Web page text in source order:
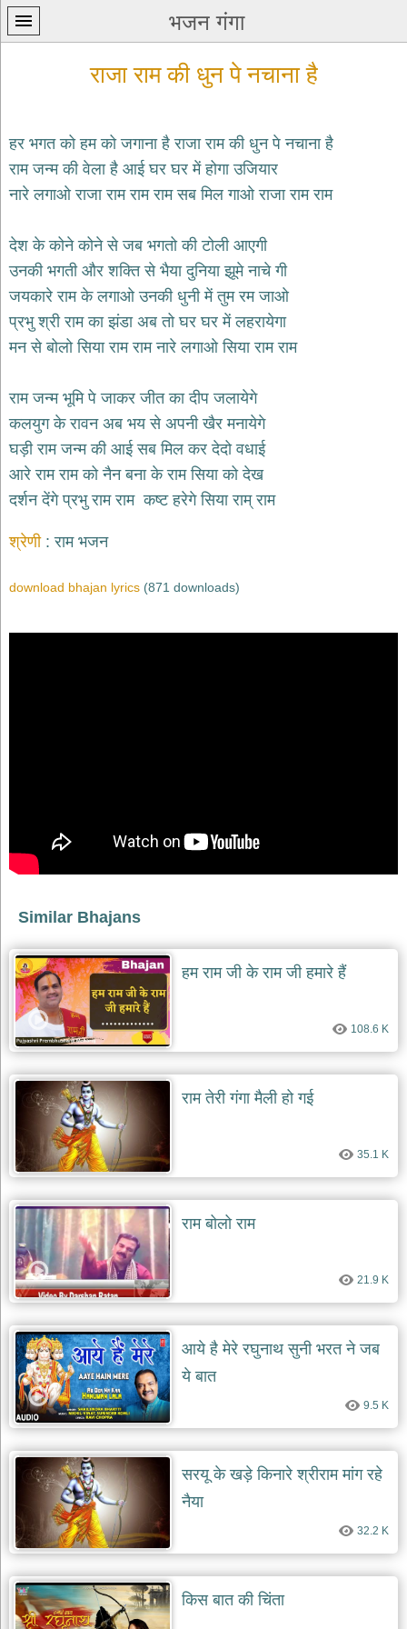
भजन गंगा
प्रथम
पन्ना
कृष्ण
भजन
krishna
bhajans
शिव
भजन
हनुमान
भजन
hanuman
bhajans
साईं
भजन
भजन
bhajans
गुरुदेव
gurudev
bhajans
विविध
भजन
miscellaneous
bhajans
विष्णु
भजन
vishnu
bhajans
बाबा
बालक
नाथ
भजन
balak
nath
bhajans
देश
भक्ति
भजन
patriotic
खाटू
श्याम
भजन
khatu
shaym
bhajans
रानी
सती
भजन
rani
sati
dadi
बावा
लाल
राजा राम की धुन पे नचाना है
हर भगत को हम को जगाना है राजा राम की धुन पे नचाना है
राम जन्म की वेला है आई घर घर में होगा उजियार
नारे लगाओ राजा राम राम राम सब मिल गाओ राजा राम राम
देश के कोने कोने से जब भगतो की टोली आएगी
उनकी भगती और शक्ति से भैया दुनिया झूमे नाचे गी
जयकारे राम के लगाओ उनकी धुनी में तुम रम जाओ
प्रभु श्री राम का झंडा अब तो घर घर में लहरायेगा
मन से बोलो सिया राम राम नारे लगाओ सिया राम राम
राम जन्म भूमि पे जाकर जीत का दीप जलायेगे
कलयुग के रावन अब भय से अपनी खैर मनायेगे
घड़ी राम जन्म की आई सब मिल कर देदो वधाई
आरे राम राम को नैन बना के राम सिया को देख
दर्शन देंगे प्रभु राम राम कष्ट हरेगे सिया राम् राम
श्रेणी राम भजन
download bhajan lyrics (871 downloads)
Similar Bhajans
हम राम जी के राम जी हमारे हैं
108.6 K
राम तेरी गंगा मैली हो गई
35.1 K
राम बोलो राम
21.9 K
आये है मेरे रघुनाथ सुनी भरत ने जब
ये बात
9.5 K
सरयू के खड़े किनारे श्रीराम मांग रहे
नैया
32.2 K
किस बात की चिंता